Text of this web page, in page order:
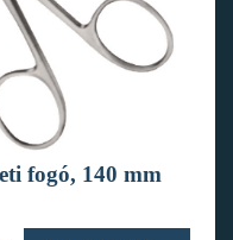
fogó, 140 mm